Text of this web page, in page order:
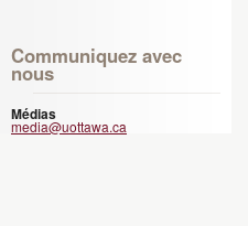
Communiquez avec
nous
Médias
media@uottawa.ca